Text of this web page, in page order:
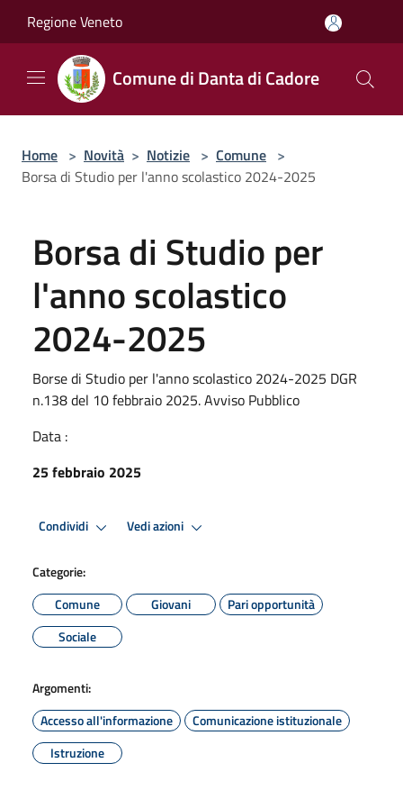
Regione Veneto
Comune di Danta di Cadore
Home > Novità > Notizie > Comune >
Borsa di Studio per l'anno scolastico 2024-2025
Borsa di Studio per
l'anno scolastico
2024-2025
Borse di Studio per l'anno scolastico 2024-2025 DGR
n.138 del 10 febbraio 2025. Avviso Pubblico
Data :
25 febbraio 2025
Condividi Vedi azioni
Categorie:
Comune
Giovani
Pari opportunità
Sociale
Argomenti:
Accesso all'informazione
Comunicazione istituzionale
Istruzione